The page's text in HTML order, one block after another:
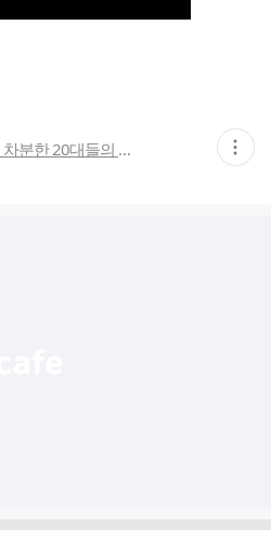
＊여성시대＊ 차분한 20대들의 알흠다운 공간 현
재